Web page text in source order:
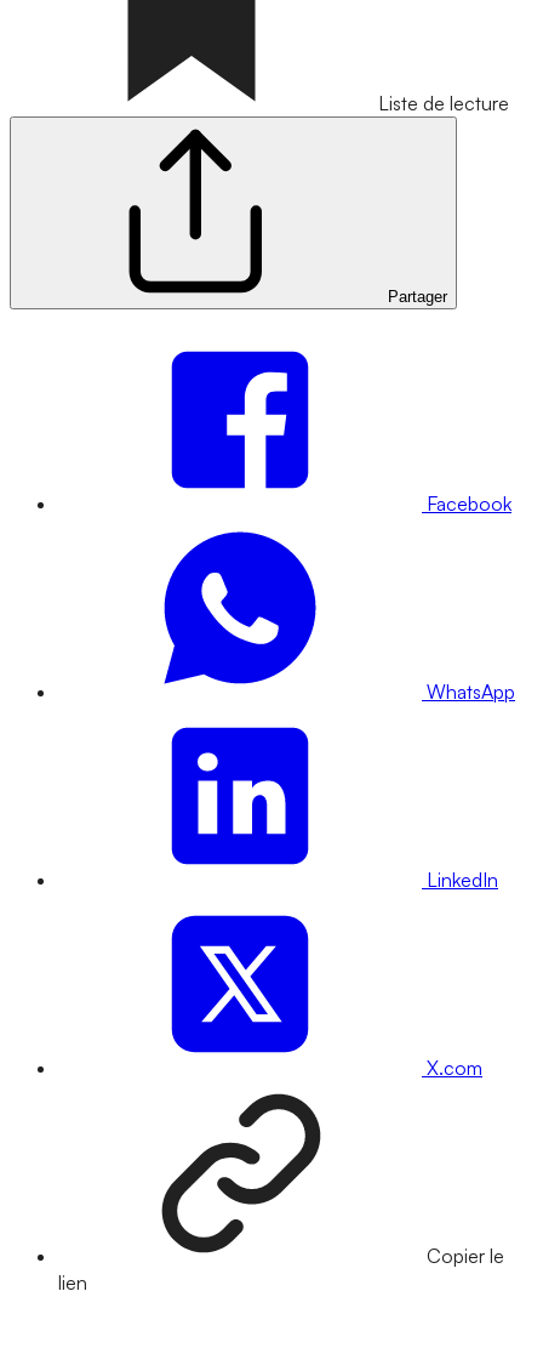
Liste de lecture
Partager
Facebook
WhatsApp
LinkedIn
X.com
Copier le
lien